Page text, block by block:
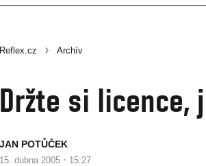
Reflex.cz Archív
Držte si licence,
JAN POTŮČEK
15. dubna 2005 · 15:27